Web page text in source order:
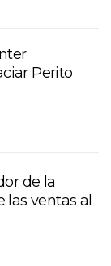
Perito
de la
las ventas al